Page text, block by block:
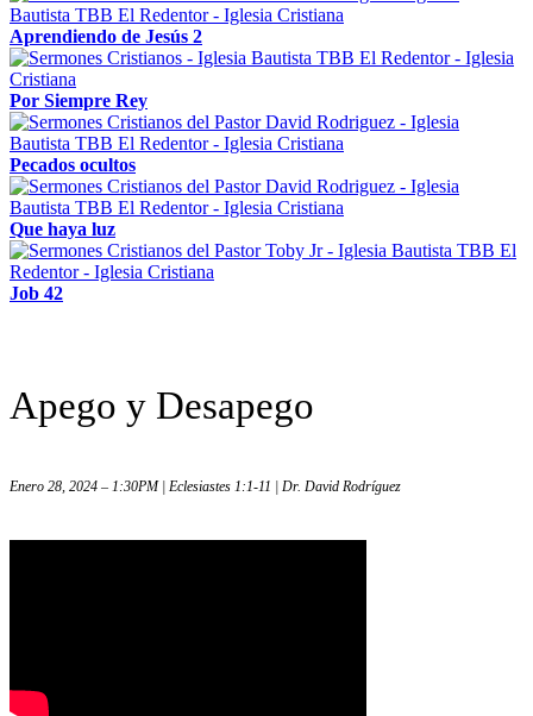
Aprendiendo de Jesús 2
Por Siempre Rey
Pecados ocultos
Que haya luz
Job 42
Apego y Desapego
Enero 28, 2024 – 1:30PM | Eclesiastes 1:1-11 | Dr. David Rodríguez